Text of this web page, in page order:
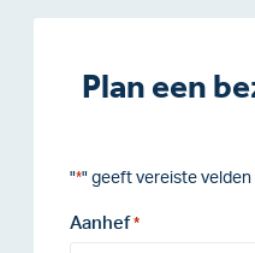
Plan een
"*" geeft vereiste velden
Aanhef *